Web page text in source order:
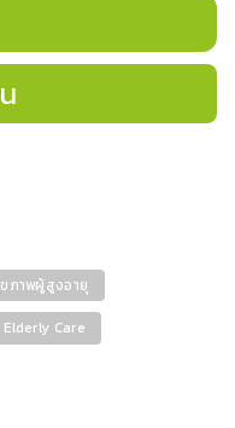
ภาพผู้สูงอายุ
Elderly Care